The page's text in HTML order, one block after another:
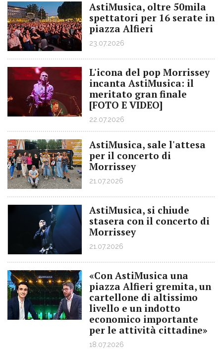
AstiMusica, oltre 50mila
spettatori per 16 serate in
piazza Alfieri
23.07.2026
L'icona del pop Morrissey
incanta AstiMusica: il
meritato gran finale
[FOTO E VIDEO]
22.07.2026
AstiMusica, sale l'attesa
per il concerto di
Morrissey
21.07.2026
AstiMusica, si chiude
stasera con il concerto di
Morrissey
21.07.2026
«Con AstiMusica una
piazza Alfieri gremita, un
cartellone di altissimo
livello e un indotto
economico importante
per le attività cittadine»
18.07.2026